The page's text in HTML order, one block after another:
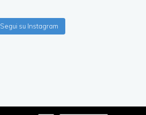
Segui su Instagram